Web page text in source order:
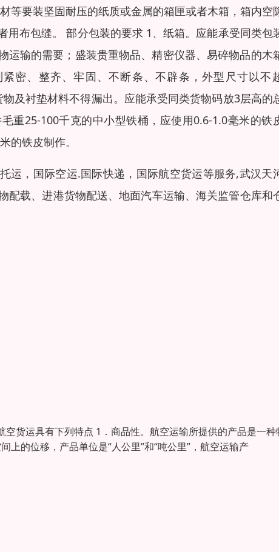
等要装坚固耐压的纸质或金属的箱匣或者木箱，箱内空
布包缝。 部分包装的要求 1、纸箱。应能承受同类包
输的需要；盛装贵重物品、精密仪器、易碎物品的木
密、整齐、牢固、不断条、不辟条，外型尺寸以不
及衬垫材料不得漏出。应能承受同类货物码放3层高的
重25-100千克的中小型铁桶，应使用0.6-1.0毫米的铁
的铁皮制作。
运，国际空运.国际快递，国际航空货运等服务,武汉天
载、进港货物配送、地面汽车运输、海关监管仓库和
货运具有下列特点 1．商品性。航空运输所提供的产品是一种
上的位移，产品单位是“人公里”和“吨公里”，航空运输产